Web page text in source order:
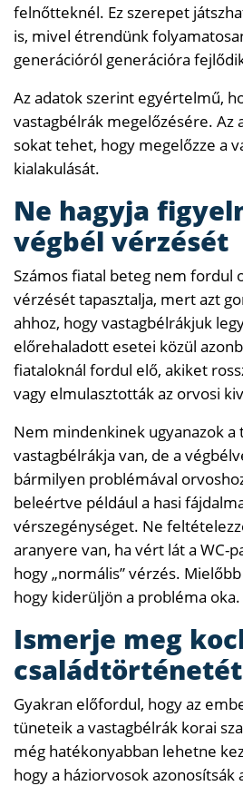
felnőtteknél. Ez szerepet
is, mivel étrendünk
generációról generációra
Az adatok szerint egyértelmű,
vastagbélrák megelőzésére. Az
sokat tehet, hogy megelőzze a
kialakulását.
Ne hagyja
végbél vérzését
Számos fiatal beteg nem fordul
vérzését tapasztalja, mert azt
ahhoz, hogy vastagbélrákjuk
előrehaladott esetei közül
fiataloknál fordul elő, akiket
vagy elmulasztották az orvosi
Nem mindenkinek ugyanazok a
vastagbélrákja van, de a
bármilyen problémával
beleértve például a hasi
vérszegénységet. Ne
aranyere van, ha vért lát a WC-
hogy „normális” vérzés.
hogy kiderüljön a probléma oka.
Ismerje meg
családtörténetét
Gyakran előfordul, hogy az
tüneteik a vastagbélrák korai
még hatékonyabban lehetne
hogy a háziorvosok azonosítsák